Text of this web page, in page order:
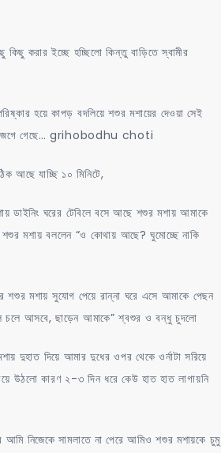
করার ইচ্ছে হচ্ছিলো কিন্তু বাড়িতে স্বামীর
হয়ে কাপড় বদলিয়ে শশুর মশায়ের দেওয়া সেই
জেগে গেছে… grihobodhu choti
আছে যাচ্ছি ১০ মিনিটে,
ডাইনিং ঘরের টেবিলে বসে আছে শশুর মশায় আমাকে
শশুর মশায় বললেন “ও কোথায় আছে? ঘুমোচ্ছে নাকি
শশুর মশায় সুযোগ পেয়ে রান্না ঘরে এসে আমাকে পেছন
চলে আসবে, ছাড়েন আমাকে” শ্বশুর ও বন্ধু চুদলো
দুহাত দিয়ে আমার দুধের ওপর থেকে ওর্নাটা সরিয়ে
উঠলো কারণ ২-৩ দিন ধরে কেউ হাত হাত লাগায়নি
নিজেকে সামলাতে না পেরে আমিও শশুর মশায়কে চুমু